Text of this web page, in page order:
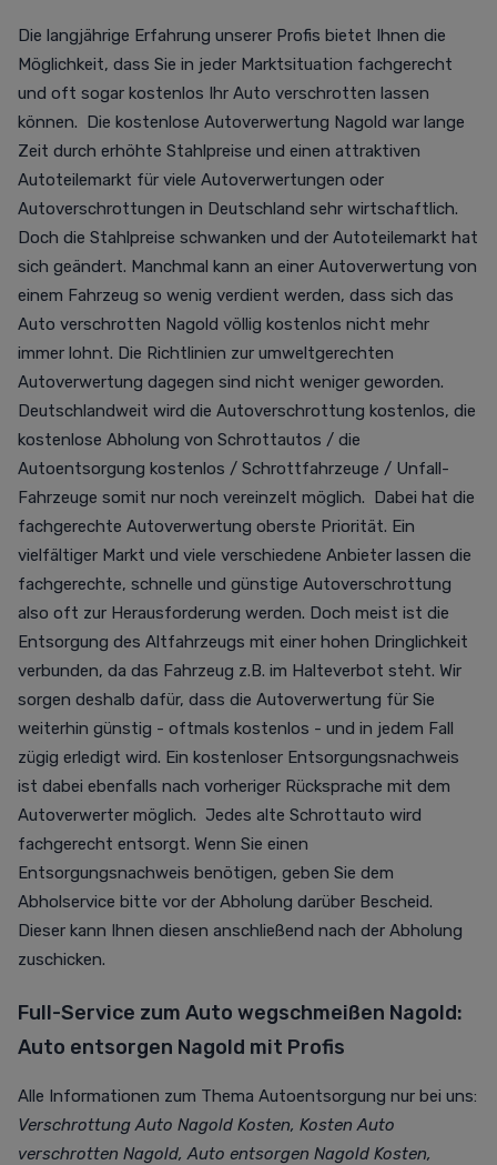
Die langjährige Erfahrung unserer Profis bietet Ihnen die
Möglichkeit, dass Sie in jeder Marktsituation fachgerecht
und oft sogar kostenlos Ihr Auto verschrotten lassen
können. Die kostenlose Autoverwertung Nagold war lange
Zeit durch erhöhte Stahlpreise und einen attraktiven
Autoteilemarkt für viele Autoverwertungen oder
Autoverschrottungen in Deutschland sehr wirtschaftlich.
Doch die Stahlpreise schwanken und der Autoteilemarkt hat
sich geändert. Manchmal kann an einer Autoverwertung von
einem Fahrzeug so wenig verdient werden, dass sich das
Auto verschrotten Nagold völlig kostenlos nicht mehr
immer lohnt. Die Richtlinien zur umweltgerechten
Autoverwertung dagegen sind nicht weniger geworden.
Deutschlandweit wird die Autoverschrottung kostenlos, die
kostenlose Abholung von Schrottautos / die
Autoentsorgung kostenlos / Schrottfahrzeuge / Unfall-
Fahrzeuge somit nur noch vereinzelt möglich. Dabei hat die
fachgerechte Autoverwertung oberste Priorität. Ein
vielfältiger Markt und viele verschiedene Anbieter lassen die
fachgerechte, schnelle und günstige Autoverschrottung
also oft zur Herausforderung werden. Doch meist ist die
Entsorgung des Altfahrzeugs mit einer hohen Dringlichkeit
verbunden, da das Fahrzeug z.B. im Halteverbot steht. Wir
sorgen deshalb dafür, dass die Autoverwertung für Sie
weiterhin günstig - oftmals kostenlos - und in jedem Fall
zügig erledigt wird. Ein kostenloser Entsorgungsnachweis
ist dabei ebenfalls nach vorheriger Rücksprache mit dem
Autoverwerter möglich. Jedes alte Schrottauto wird
fachgerecht entsorgt. Wenn Sie einen
Entsorgungsnachweis benötigen, geben Sie dem
Abholservice bitte vor der Abholung darüber Bescheid.
Dieser kann Ihnen diesen anschließend nach der Abholung
zuschicken.
Full-Service zum Auto wegschmeißen Nagold:
Auto entsorgen Nagold mit Profis
Alle Informationen zum Thema Autoentsorgung nur bei uns:
Verschrottung Auto Nagold Kosten, Kosten Auto
verschrotten Nagold, Auto entsorgen Nagold Kosten,